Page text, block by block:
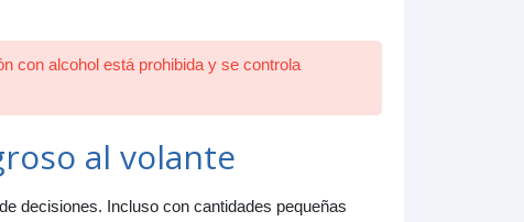
con alcohol está prohibida y se controla
al volante
decisiones. Incluso con cantidades pequeñas